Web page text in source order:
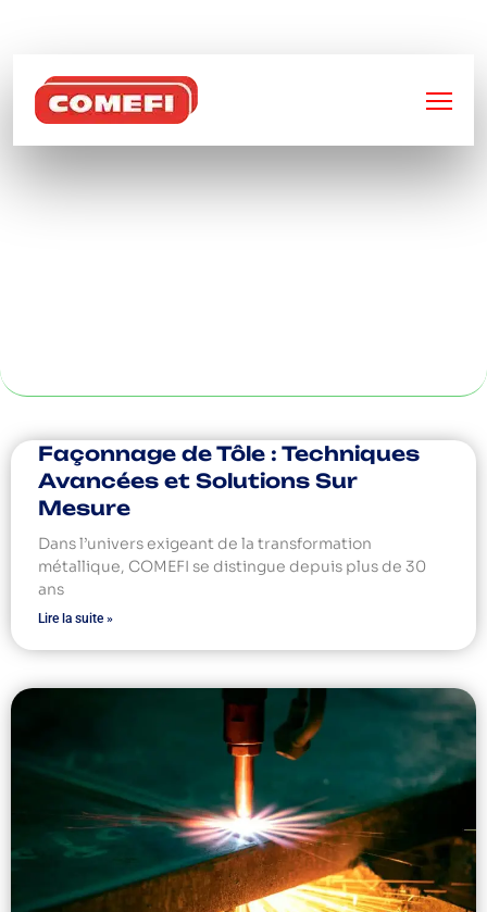
CONCEPTION
Façonnage de Tôle : Techniques
Avancées et Solutions Sur
Mesure
Dans l’univers exigeant de la transformation
métallique, COMEFI se distingue depuis plus de 30
ans
Lire la suite »